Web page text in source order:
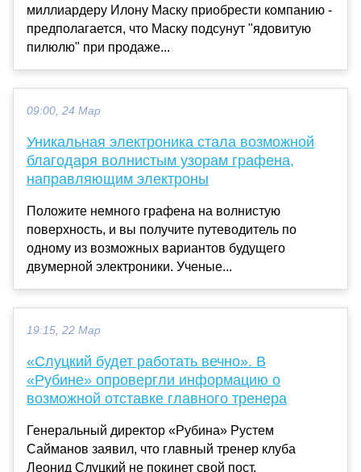
миллиардеру Илону Маску приобрести компанию -
предполагается, что Маску подсунут "ядовитую
пилюлю" при продаже...
09:00, 24 Мар
Уникальная электроника стала возможной
благодаря волнистым узорам графена,
направляющим электроны
Положите немного графена на волнистую
поверхность, и вы получите путеводитель по
одному из возможных вариантов будущего
двумерной электроники. Ученые...
19:15, 22 Мар
«Слуцкий будет работать вечно». В
«Рубине» опровергли информацию о
возможной отставке главного тренера
Генеральный директор «Рубина» Рустем
Сайманов заявил, что главный тренер клуба
Леонид Слуцкий не покинет свой пост.